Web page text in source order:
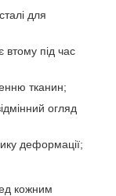
для
під час
тканин;
огляд
деформації;
кожним